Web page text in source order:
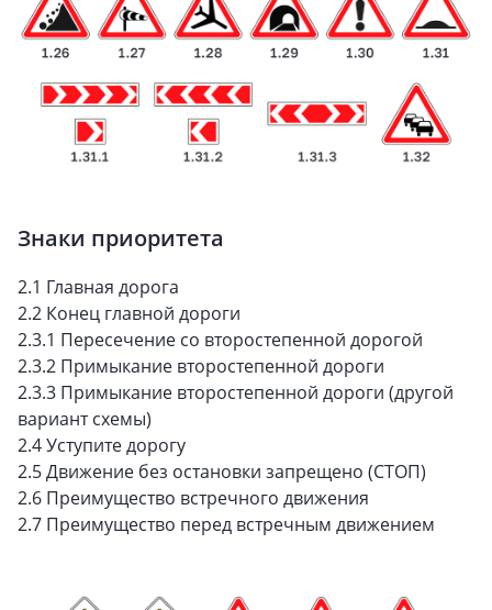
Знаки приоритета
2.1 Главная дорога
2.2 Конец главной дороги
2.3.1 Пересечение со второстепенной дорогой
2.3.2 Примыкание второстепенной дороги
2.3.3 Примыкание второстепенной дороги (другой
вариант схемы)
2.4 Уступите дорогу
2.5 Движение без остановки запрещено (СТОП)
2.6 Преимущество встречного движения
2.7 Преимущество перед встречным движением